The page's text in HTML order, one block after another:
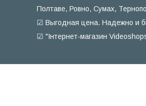
Полтаве, Ровно, Сумах,
☑ Выгодная цена. Надежно и
☑ "Інтернет-магазин